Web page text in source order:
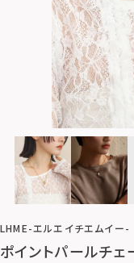
LHME-エルエイチエムイー-
ポイントパールチ